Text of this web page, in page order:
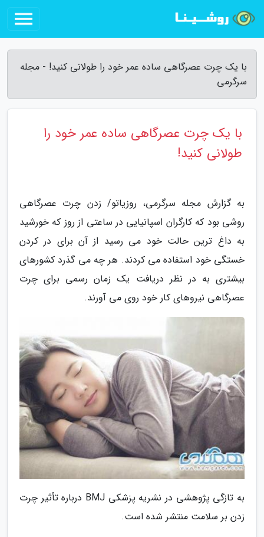
با یک چرت عصرگاهی ساده عمر خود را طولانی کنید! - مجله
سرگرمی
با یک چرت عصرگاهی ساده عمر خود را
طولانی کنید!
به گزارش مجله سرگرمی، روزیاتو/ زدن چرت عصرگاهی
روشی بود که کارگران اسپانیایی در ساعتی از روز که خورشید
به داغ ترین حالت خود می رسید از آن برای در کردن
خستگی خود استفاده می کردند. هر چه می گذرد کشورهای
بیشتری به در نظر دریافت یک زمان رسمی برای چرت
عصرگاهی نیروهای کار خود روی می آورند.
به تازگی پژوهشی در نشریه پزشکی BMJ درباره تأثیر چرت
زدن بر سلامت منتشر شده است.